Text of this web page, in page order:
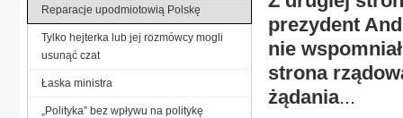
prezydent
nie
strona
żądania...
Reparacje upodmiotowią Polskę
Tylko hejterka lub jej rozmówcy mogli
usunąć czat
Łaska ministra
„Polityka” bez wpływu na politykę